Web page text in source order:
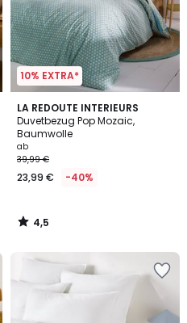
10% EXTRA*
LA REDOUTE INTERIEURS
Duvetbezug Pop Mozaic,
Baumwolle
ab
39,99 €
23,99 € -40%
4,5
/ 5
4,5
/